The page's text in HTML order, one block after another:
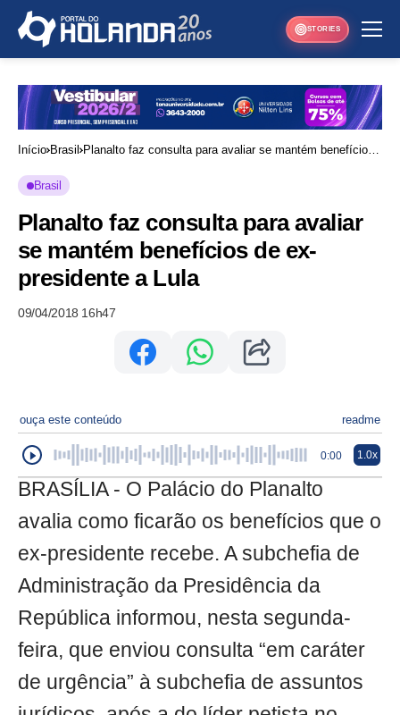
STORIES
Início Brasil
Planalto faz consulta para avaliar se mantém benefícios
Brasil
Planalto faz consulta para avaliar
se mantém benefícios de ex-
presidente a Lula
09/04/2018 16h47
ouça este conteúdo readme
0:00 1.0x
BRASÍLIA - O Palácio do Planalto
avalia como ficarão os benefícios que o
ex-presidente recebe. A subchefia de
Administração da Presidência da
República informou, nesta segunda-
feira, que enviou consulta “em caráter
de urgência” à subchefia de assuntos